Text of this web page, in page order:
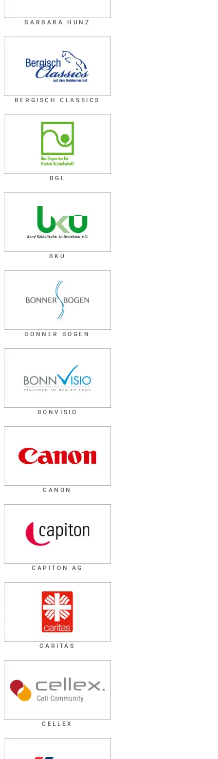
BARBARA HUNZ
BERGISCH CLASSICS
BGL
BKU
BONNER BOGEN
BONVISIO
CANON
CAPITON AG
CARITAS
CELLEX